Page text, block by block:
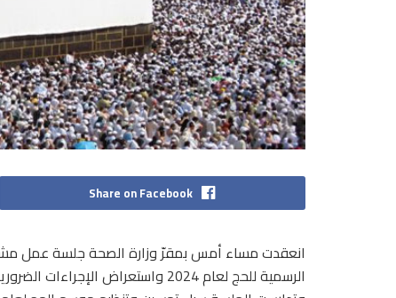
Share on Facebook
انعقدت مساء أمس بمقرّ وزارة الصحة جلسة عمل
الرسمية للحج لعام 2024 واستعراض الإجراءات الضرورية لضمان نجاح موسم الحج لسنة 2025.